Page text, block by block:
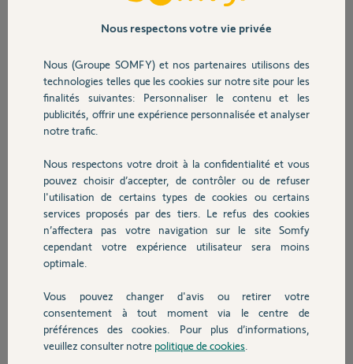
Sécurité
Domotique
Chauffage
Autres produits
Devis avec un pro
Contact
mon capteur effet joule
ref 1822451 .
Lors que je suis en heure
contacté pour l'eau
chaude sanitaire ) .
Sur l'application portable
sous Android le relais est
mettre en boost) et sur le
site somfy connecte, il est bien en mode ON et pas la possibilité mais
sans la possibilités de le mettre en OFF .
Je pense qu'il y a un soucis si un jaune passe dans le secteur pour
constater le problème .
Jean-Benoît S.
Participer au fil de discussion
Nous respectons votre vie privée
Nous (Groupe SOMFY) et nos partenaires utilisons des
technologies telles que les cookies sur notre site pour les
finalités suivantes: Personnaliser le contenu et les
publicités, offrir une expérience personnalisée et analyser
notre trafic.
Nous respectons votre droit à la confidentialité et vous
pouvez choisir d’accepter, de contrôler ou de refuser
l'utilisation de certains types de cookies ou certains
services proposés par des tiers. Le refus des cookies
n’affectera pas votre navigation sur le site Somfy
cependant votre expérience utilisateur sera moins
optimale.
Vous pouvez changer d'avis ou retirer votre
consentement à tout moment via le centre de
préférences des cookies. Pour plus d’informations,
veuillez consulter notre politique de cookies